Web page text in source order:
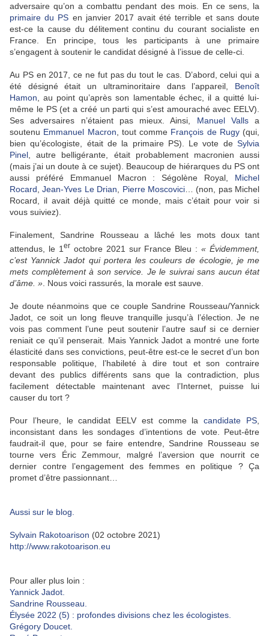
adversaire qu’on a combattu pendant des mois. En ce sens, la
primaire du PS en janvier 2017 avait été terrible et sans doute
est-ce la cause du délitement continu du courant socialiste en
France. En principe, tous les participants à une primaire
s’engagent à soutenir le candidat désigné à l’issue de celle-ci.
Au PS en 2017, ce ne fut pas du tout le cas. D’abord, celui qui a
été désigné était un ultraminoritaire dans l’appareil, Benoît
Hamon , au point qu’après son lamentable échec, il a quitté lui-
même le PS (et a créé un parti qui s’est amouraché avec EELV).
Ses adversaires n’étaient pas mieux. Ainsi, Manuel Vallsa
soutenu Emmanuel Macron , tout comme François de Rugy(qui,
bien qu’écologiste, était de la primaire PS). Le vote de Sylvia
Pinel , autre belligérante, était probablement macronien aussi
(mais j’ai un doute à ce sujet). Beaucoup de hiérarques du PS ont
aussi préféré Emmanuel Macron : Ségolène Royal, Michel
Rocard ,Jean-Yves Le Drian Pierre Moscovici… (non, pas Michel
Rocard, il avait déjà quitté ce monde, mais c’était pour voir si
vous suiviez).
Finalement, Sandrine Rousseau a lâché les mots doux tant
attendus, le 1 er octobre 2021 sur France Bleu :« Évidemment,
c’est Yannick Jadot qui portera les couleurs de écologie, je me
mets complètement à son service. Je le suivrai sans aucun état
d’âme. » . Nous voici rassurés, la morale est sauve.
Je doute néanmoins que ce couple Sandrine Rousseau/Yannick
Jadot, ce soit un long fleuve tranquille jusqu’à l’élection. Je ne
vois pas comment l’une peut soutenir l’autre sauf si ce dernier
reniait ce qu’il penserait. Mais Yannick Jadot a montré une forte
élasticité dans ses convictions, peut-être est-ce le secret d’un bon
responsable politique, l’habileté à dire tout et son contraire
devant des publics différents sans que la contradiction, plus
facilement détectable maintenant avec l’Internet, puisse lui
causer du tort ?
Pour l’heure, le candidat EELV est comme lacandidate PS
inconsistant dans les sondages d’intentions de vote. Peut-être
faudrait-il que, pour se faire entendre, Sandrine Rousseau se
tourne vers Éric Zemmour, malgré l’aversion que nourrit ce
dernier contre l’engagement des femmes en politique ? Ça
promet d’être passionnant…
Aussi sur le blog.
Sylvain Rakotoarison (02 octobre 2021)
http://www.rakotoarison.eu
Pour aller plus loin :
Yannick Jadot.
Sandrine Rousseau.
Élysée 2022 (5) : profondes divisions chez les écologistes.
Grégory Doucet.